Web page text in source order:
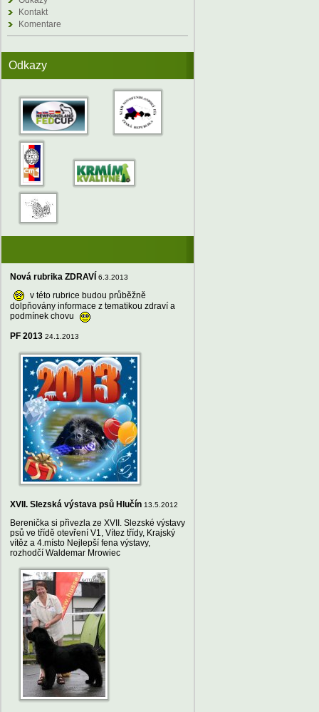
Kontakt
Komentare
Odkazy
Nová rubrika ZDRAVÍ 6.3.2013
v této rubrice budou průběžně
dolpňovány informace z tematikou zdraví a
podmínek chovu
PF 2013 24.1.2013
XVII. Slezská výstava psů Hlučín 13.5.2012
Berenička si přivezla ze XVII. Slezské výstavy
psů ve třídě otevření V1, Vítez třídy, Krajský
vítěz a 4.místo Nejlepší fena výstavy,
rozhodčí Waldemar Mrowiec